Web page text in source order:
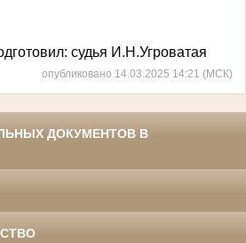
судья И.Н.Угроватая
опубликовано 14.03.2025 14:21 (МСК)
ДОКУМЕНТОВ В